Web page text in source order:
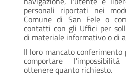
personali riportati nei
Comune di San Fele o
contatti con gli Uffici per
di materiale informativo o di
Il loro mancato conferimento
comportare
ottenere quanto richiesto.